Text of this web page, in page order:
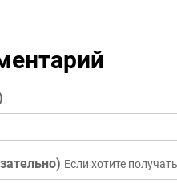
Если хотите